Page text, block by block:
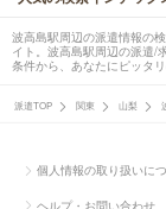
波高島駅周辺の派遣情報の
イト。波高島駅周辺の派遣/
条件から、あなたにピッタ
派遣TOP 関東 山梨
個人情報の取り扱いに
ヘルプ・お問い合わせ